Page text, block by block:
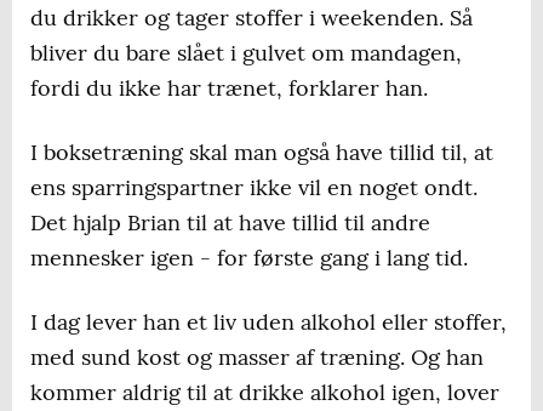
du drikker og tager stoffer i weekenden. Så
bliver du bare slået i gulvet om mandagen,
fordi du ikke har trænet, forklarer han.
I boksetræning skal man også have tillid til, at
ens sparringspartner ikke vil en noget ondt.
Det hjalp Brian til at have tillid til andre
mennesker igen - for første gang i lang tid.
I dag lever han et liv uden alkohol eller stoffer,
med sund kost og masser af træning. Og han
kommer aldrig til at drikke alkohol igen, lover